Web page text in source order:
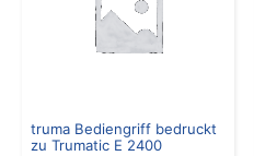
truma Bediengriff bedruckt
zu Trumatic E 2400